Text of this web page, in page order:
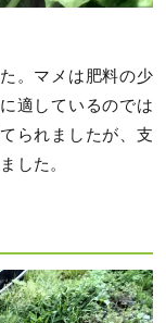
。マメは肥料の少
適しているのでは
られましたが、支
した。